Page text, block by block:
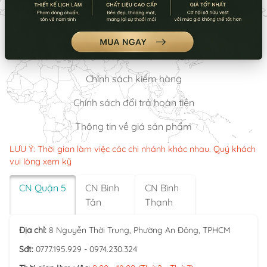
Chính sách thanh toán
Chính sách vận chuyển
Chính sách bảo mật thông tin
Chính sách kiểm hàng
Chính sách đổi trả hoàn tiền
Thông tin về giá sản phẩm
LƯU Ý: Thời gian làm việc các chi nhánh khác nhau. Quý khách
vui lòng xem kỹ
CN Quận 5
CN Bình
Tân
CN Bình
Thạnh
Địa chỉ: 8 Nguyễn Thời Trung, Phường An Đông, TPHCM
Sđt: 0777.195.929 - 0974.230.324